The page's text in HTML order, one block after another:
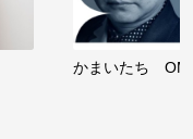
かまいたち